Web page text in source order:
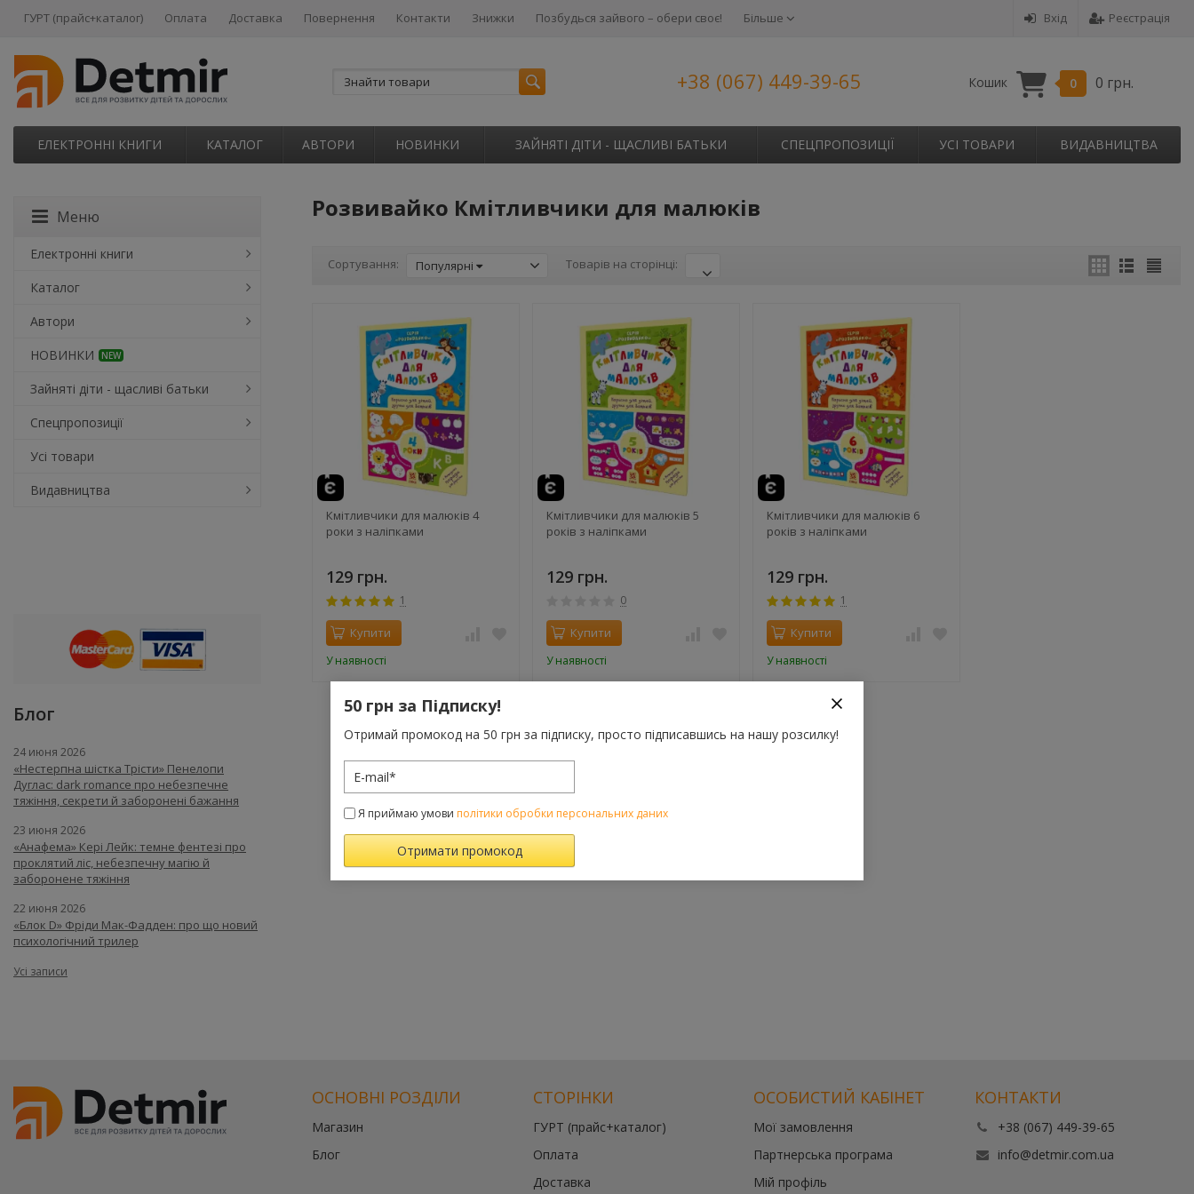
Вхід Реєстрація
ГУРТ (прайс+каталог) Оплата Доставка Повернення Контакти Знижки Позбудься зайвого – обери своє! Більше
+38 (067) 449-39-65 Кошик 0 0 грн.
ЕЛЕКТРОННІ КНИГИ КАТАЛОГ АВТОРИ НОВИНКИ ЗАЙНЯТІ ДІТИ - ЩАСЛИВІ БАТЬКИ СПЕЦПРОПОЗИЦІЇ УСІ ТОВАРИ ВИДАВНИЦТВА
Розвивайко Кмітливчики для малюків
Сортування: Популярні Товарів на сторінці:
Кмітливчики для малюків 4
роки з наліпками
129 грн.
1
Купити
У наявності
Кмітливчики для малюків 5
років з наліпками
129 грн.
0
Купити
У наявності
Кмітливчики для малюків 6
років з наліпками
129 грн.
1
Купити
У наявності
Меню
Електронні книги
Каталог
Автори
НОВИНКИ
NEW
Зайняті діти - щасливі батьки
Спецпропозиції
Усі товари
Видавництва
Блог
24 июня 2026
«Нестерпна шістка Трісти» Пенелопи
Дуглас: dark romance про небезпечне
тяжіння, секрети й заборонені бажання
23 июня 2026
«Анафема» Кері Лейк: темне фентезі про
проклятий ліс, небезпечну магію й
заборонене тяжіння
22 июня 2026
«Блок D» Фріди Мак-Фадден: про що новий
психологічний трилер
Усі записи
ОСНОВНІ РОЗДІЛИ
Магазин
Блог
СТОРІНКИ
ГУРТ (прайс+каталог)
Оплата
Доставка
ОСОБИСТИЙ КАБІНЕТ
Мої замовлення
Партнерська програма
Мій профіль
КОНТАКТИ
+38 (067) 449-39-65
info@detmir.com.ua
50 грн за Підписку!
Отримай промокод на 50 грн за підписку, просто підписавшись на нашу розсилку!
Я приймаю умови політики обробки персональних даних